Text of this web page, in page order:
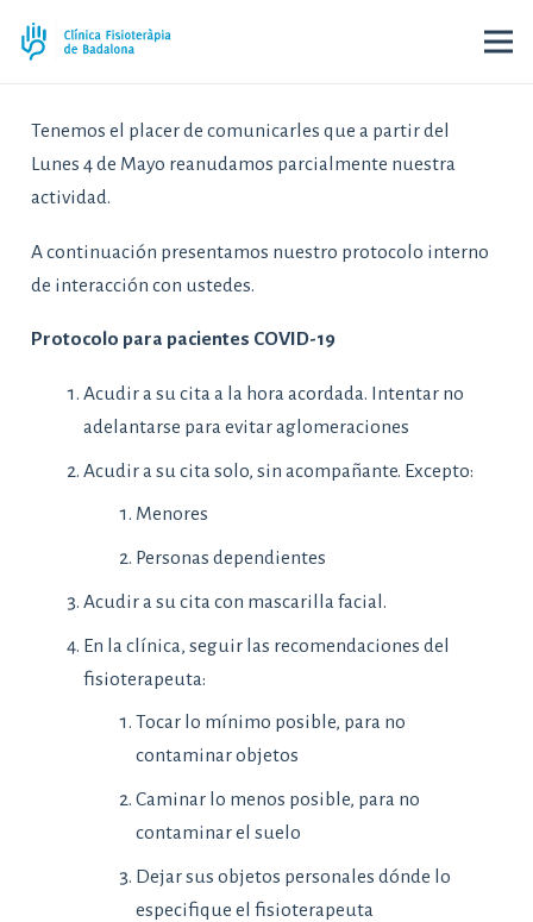
Tenemos el placer de comunicarles que a partir del
Lunes 4 de Mayo reanudamos parcialmente nuestra
actividad.
A continuación presentamos nuestro protocolo interno
de interacción con ustedes.
Protocolo para pacientes COVID-19
Acudir a su cita a la hora acordada. Intentar no
adelantarse para evitar aglomeraciones
Acudir a su cita solo, sin acompañante. Excepto:
Menores
Personas dependientes
Acudir a su cita con mascarilla facial.
En la clínica, seguir las recomendaciones del
fisioterapeuta:
Tocar lo mínimo posible, para no
contaminar objetos
Caminar lo menos posible, para no
contaminar el suelo
Dejar sus objetos personales dónde lo
especifique el fisioterapeuta